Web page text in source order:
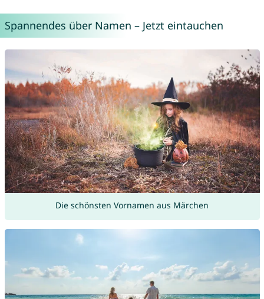
Spannendes über Namen – Jetzt eintauchen
Die schönsten Vornamen aus Märchen